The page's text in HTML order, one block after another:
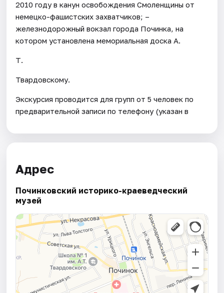
2010 году в канун освобождения Смоленщины от
немецко-фашистских захватчиков; –
железнодорожный вокзал города Починка, на
котором установлена мемориальная доска А.
Т.
Твардовскому.
Экскурсия проводится для групп от 5 человек по
предварительной записи по телефону (указан в
Адрес
Починковский историко-краеведческий
музей